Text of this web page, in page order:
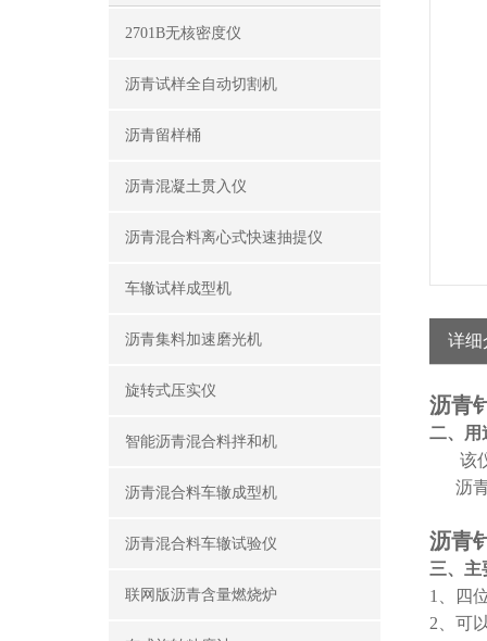
2701B无核密度仪
沥青试样全自动切割机
沥青留样桶
沥青混凝土贯入仪
沥青混合料离心式快速抽提仪
车辙试样成型机
沥青集料加速磨光机
旋转式压实仪
智能沥青混合料拌和机
沥青混合料车辙成型机
沥青混合料车辙试验仪
联网版沥青含量燃烧炉
详细
沥青
二、用
该
沥
沥青
三、主
1
、四
2 、可